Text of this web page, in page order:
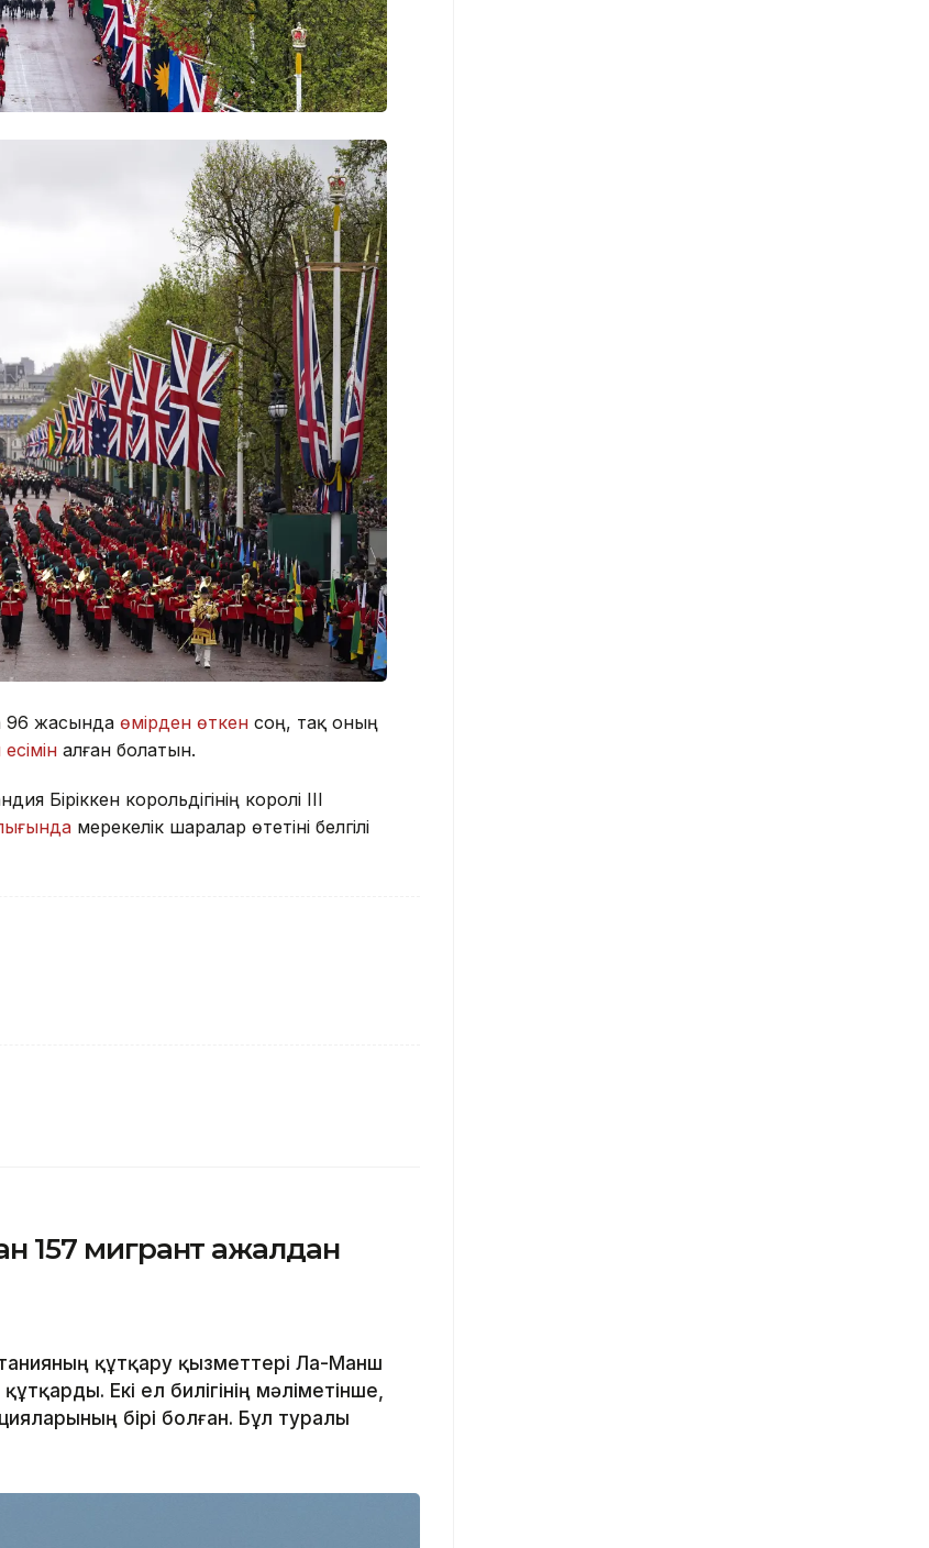
96 жасында өмірден өткен соң, тақ оның
алған болатын.
Біріккен корольдігінің королі ІІІ
мерекелік шаралар өтетіні белгілі
157 мигрант ажалдан
құтқару қызметтері Ла-Манш
Екі ел билігінің мәліметінше,
бірі болған. Бұл туралы